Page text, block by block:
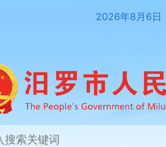
2026年8月6日